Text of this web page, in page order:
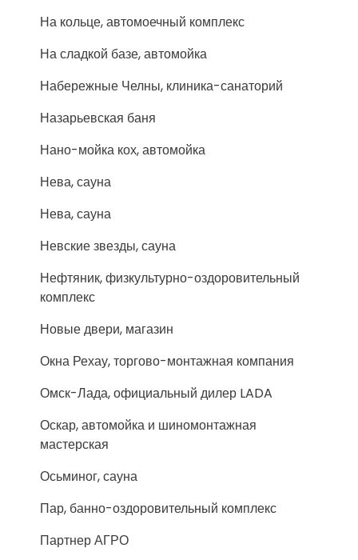
На кольце, автомоечный комплекс
На сладкой базе, автомойка
Набережные Челны, клиника-санаторий
Назарьевская баня
Нано-мойка кох, автомойка
Нева, сауна
Нева, сауна
Невские звезды, сауна
Нефтяник, физкультурно-оздоровительный
комплекс
Новые двери, магазин
Окна Рехау, торгово-монтажная компания
Омск-Лада, официальный дилер LADA
Оскар, автомойка и шиномонтажная
мастерская
Осьминог, сауна
Пар, банно-оздоровительный комплекс
Партнер АГРО